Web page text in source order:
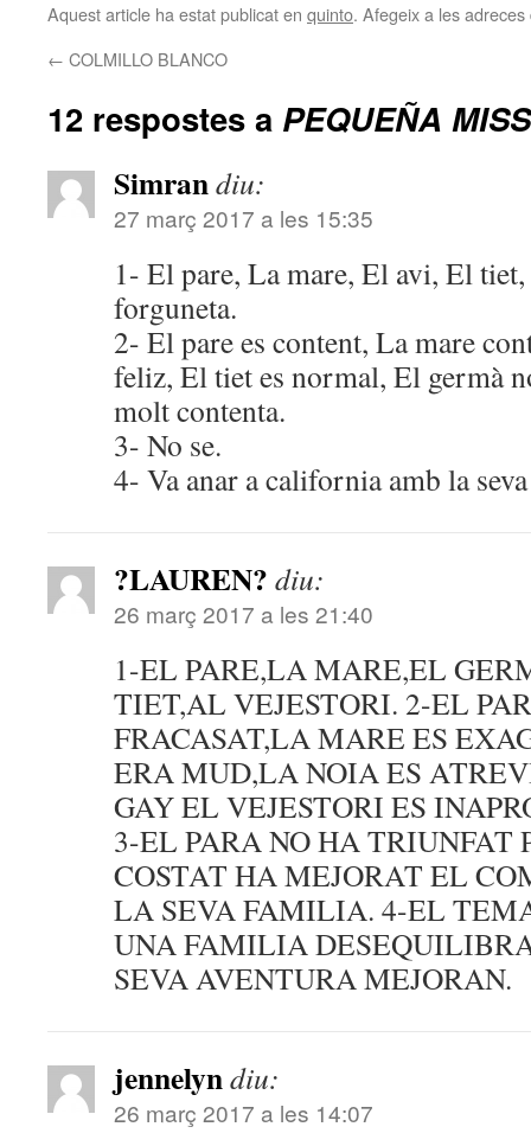
Aquest article ha estat publicat en quinto. Afegeix a les
← COLMILLO BLANCO
12 respostes a PEQUEÑA
Simrandiu:
27 març 2017 a les 15:35
1- El pare, La mare, El avi, El
forguneta.
2- El pare es content, La mare
feliz, El tiet es normal, El germà
molt contenta.
3- No se.
4- Va anar a california amb la
?LAUREN? diu:
26 març 2017 a les 21:40
1-EL PARE,LA MARE,EL
TIET,AL VEJESTORI. 2-EL
FRACASAT,LA MARE ES
ERA MUD,LA NOIA ES
GAY EL VEJESTORI ES
3-EL PARA NO HA TRIUNFAT
COSTAT HA MEJORAT EL
LA SEVA FAMILIA. 4-EL
UNA FAMILIA
SEVA AVENTURA MEJORAN.
jennelyndiu:
26 març 2017 a les 14:07